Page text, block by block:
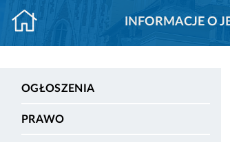
INFORMACJE O
OGŁOSZENIA
PRAWO